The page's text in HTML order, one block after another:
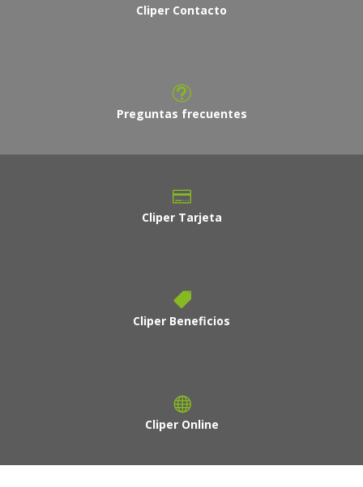
Cliper Contacto
Preguntas frecuentes
Cliper Tarjeta
Cliper Beneficios
Cliper Online